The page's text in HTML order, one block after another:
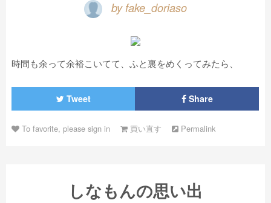
by fake_doriaso
時間も余って余裕こいてて、ふと裏をめくってみたら、
Tweet Share
To favorite, please sign in 買い直す Permalink
しなもんの思い出